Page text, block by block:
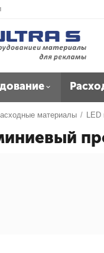
материалы / LED